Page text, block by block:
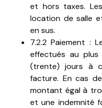
et hors taxes.
location de salle
en sus.
7.2.2 Paiement :
effectués au
(trente) jours à
facture. En cas
montant égal à
et une indemnité